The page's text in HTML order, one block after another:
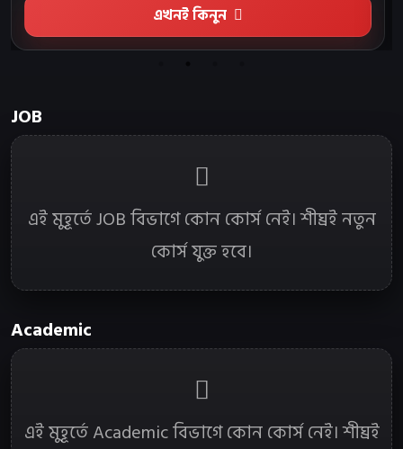
এখনই কিনুন
JOB
এই মুহূর্তে JOB বিভাগে কোন কোর্স নেই। শীঘ্রই নতুন
কোর্স যুক্ত হবে।
Academic
এই মুহূর্তে Academic বিভাগে কোন কোর্স নেই। শীঘ্রই